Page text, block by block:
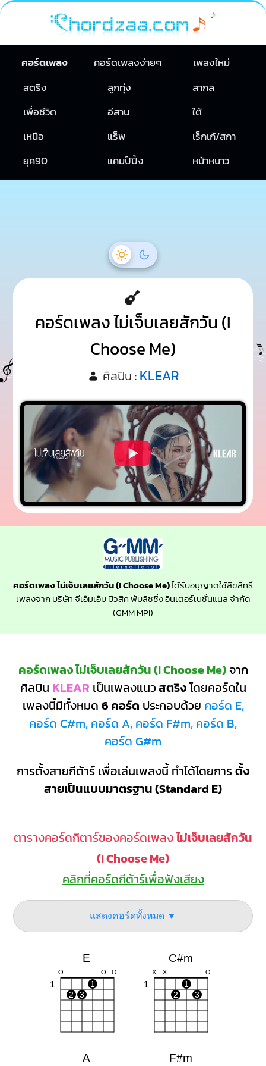
คอร์ดเพลง คอร์ดเพลงง่ายๆ
เพลงใหม่
สตริง
ลูกทุ่ง
สากล
เพื่อชีวิต
อีสาน
ใต้
เหนือ
แร็พ
เร็กเก้/สกา
ยุค90
แคมป์ปิ้ง หน้าหนาว
คอร์ดเพลง ไม่เจ็บเลยสักวัน (I
Choose Me)
ศิลปิน : KLEAR
คอร์ดเพลง ไม่เจ็บเลยสักวัน (I Choose Me)ได้รับอนุญาตใช้ลิขสิทธิ์
เพลงจาก บริษัท จีเอ็มเอ็ม มิวสิค พับลิชชิ่ง อินเตอร์เนชั่นแนล จำกัด
(GMM MPI)
คอร์ดเพลง ไม่เจ็บเลยสักวัน (I Choose Me)จาก
ศิลปิน KLEAR เป็นเพลงแนวสตริงโดยคอร์ดใน
เพลงนี้มีทั้งหมด 6 คอร์ด ประกอบด้วย คอร์ด E,
คอร์ด C#m, คอร์ด A, คอร์ด F#m, คอร์ด B,
คอร์ด G#m
การตั้งสายกีต้าร์ เพื่อเล่นเพลงนี้ ทำได้โดยการตั้ง
สายเป็นแบบมาตรฐาน (Standard E)
ตารางคอร์ดกีตาร์ของคอร์ดเพลงไม่เจ็บเลยสักวัน
(I Choose Me)
คลิกที่คอร์ดกีต้าร์เพื่อฟังเสียง
แสดงคอร์ดทั้งหมด ▼
E
O O O
1
1
2
3
C#m
X X O
1
1
2
3
A F#m